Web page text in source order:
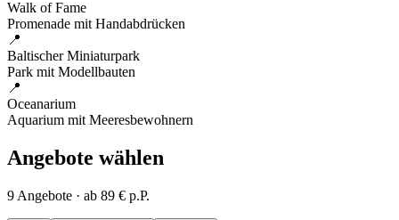
Walk of Fame
Promenade mit Handabdrücken
📍
Baltischer Miniaturpark
Park mit Modellbauten
📍
Oceanarium
Aquarium mit Meeresbewohnern
Angebote wählen
9 Angebote · ab 89 € p.P.